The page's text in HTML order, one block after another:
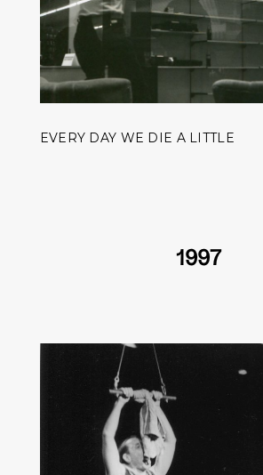
EVERY DAY WE DIE A LITTLE
1997